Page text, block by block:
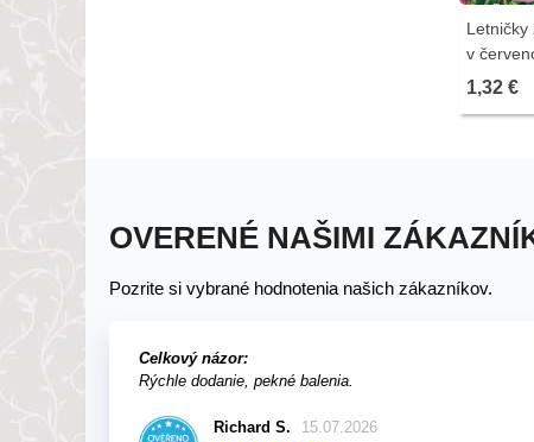
Letničky
v
0,9 g -
1,32 €
OVERENÉ NAŠIMI
Pozrite si vybrané hodnotenia našich zákazníkov.
Celkový názor:
Rýchle dodanie, pekné balenia.
Richard S. 15.07.2026